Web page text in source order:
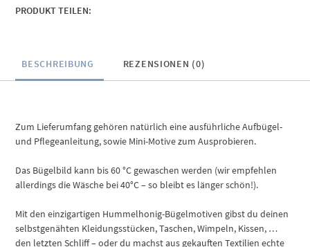
PRODUKT TEILEN:
BESCHREIBUNG REZENSIONEN (0)
Zum Lieferumfang gehören natürlich eine ausführliche Aufbügel-
und Pflegeanleitung, sowie Mini-Motive zum Ausprobieren.
Das Bügelbild kann bis 60 °C gewaschen werden (wir empfehlen
allerdings die Wäsche bei 40°C – so bleibt es länger schön!).
Mit den einzigartigen Hummelhonig-Bügelmotiven gibst du deinen
selbstgenähten Kleidungsstücken, Taschen, Wimpeln, Kissen, …
den letzten Schliff – oder du machst aus gekauften Textilien echte